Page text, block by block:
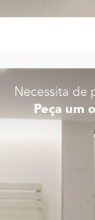
Necessita de
Peça um